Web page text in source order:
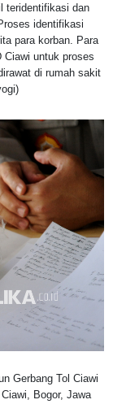
teridentifikasi dan
identifikasi
para korban. Para
Ciawi untuk proses
di rumah sakit
Gerbang Tol Ciawi
Bogor, Jawa